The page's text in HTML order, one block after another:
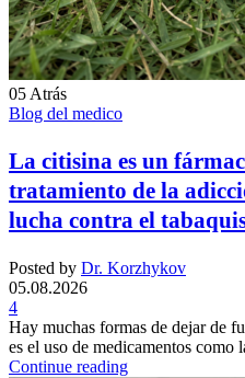
05Atrás
Blog del medico
La citisina es un
tratamiento de la
lucha contra el
Posted by Dr. Korzhykov
05.08.2026
4
Hay muchas formas de dejar de
es el uso de medicamentos como
Continue reading